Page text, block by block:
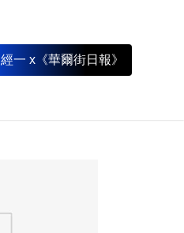
經一 x《華爾街日報》